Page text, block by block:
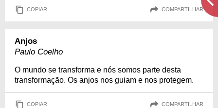
COPIAR COMPARTILHAR
Anjos
Paulo Coelho
O mundo se transforma e nós somos parte desta
transformação. Os anjos nos guiam e nos protegem.
COPIAR COMPARTILHAR